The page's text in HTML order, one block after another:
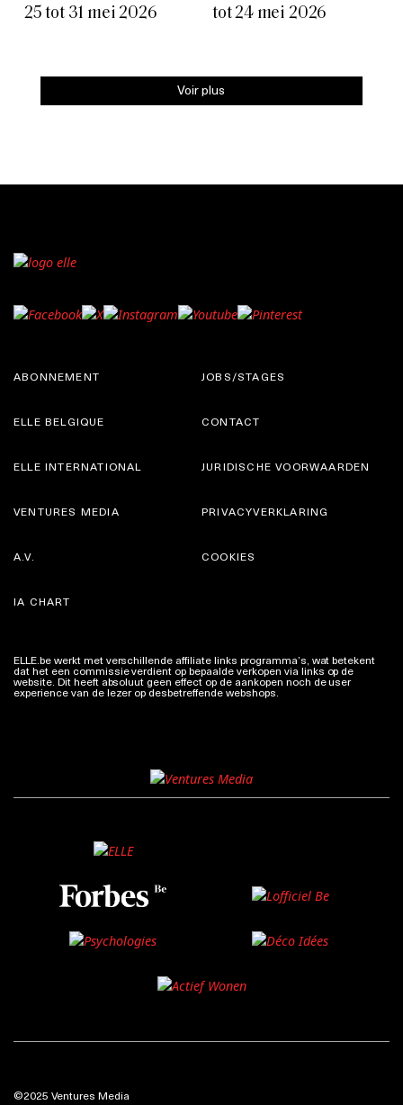
25 tot 31 mei 2026
tot 24 mei 2026
Voir plus
ABONNEMENT
ELLE BELGIQUE
JOBS/STAGES
CONTACT
ELLE INTERNATIONAL
VENTURES MEDIA
JURIDISCHE VOORWAARDEN
PRIVACYVERKLARING
A.V.
IA CHART
COOKIES
ELLE.be werkt met verschillende affiliate links programma’s, wat betekent
dat het een commissie verdient op bepaalde verkopen via links op de
website. Dit heeft absoluut geen effect op de aankopen noch de user
experience van de lezer op desbetreffende webshops.
©2025 Ventures Media